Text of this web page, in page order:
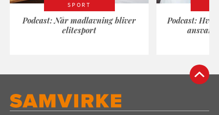
SPORT
Podcast: Når madlavning bliver
elitesport
Podcast: